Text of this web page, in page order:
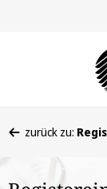
befinden
zurück zu: